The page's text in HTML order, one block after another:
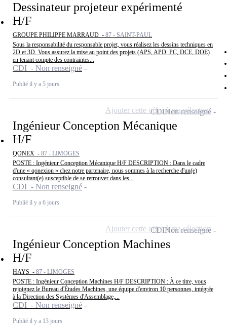
Dessinateur projeteur expérimenté
H/F
GROUPE PHILIPPE MARRAUD - 87 - SAINT-PAUL
Sous la responsabilité du responsable projet, vous réalisez les dessins techniques en
2D et 3D. Vous assurez la mise au point des projets (APS, APD, PC, DCE, DOE)
en tenant compte des contraintes...
CDI - Non renseigné
Publié il y a 5 jours
Ingénieur Conception Mécanique
H/F
QONEX - 87 - LIMOGES
POSTE : Ingénieur Conception Mécanique H/F DESCRIPTION : Dans le cadre
d'une « qonexion » chez notre partenaire, nous sommes à la recherche d'un(e)
consultant(e) susceptible de se retrouver dans les...
CDI - Non renseigné
Publié il y a 6 jours
CDINon renseigné
Ajouter cette offre à ma sélection
Ingénieur Conception Machines
H/F
HAYS - 87 - LIMOGES
POSTE : Ingénieur Conception Machines H/F DESCRIPTION : À ce titre, vous
rejoignez le Bureau d'Études Machines, une équipe d'environ 10 personnes, intégrée
à la Direction des Systèmes d'Assemblage,...
CDI - Non renseigné
Publié il y a 13 jours
CDINon renseigné
Ajouter cette offre à ma sélection